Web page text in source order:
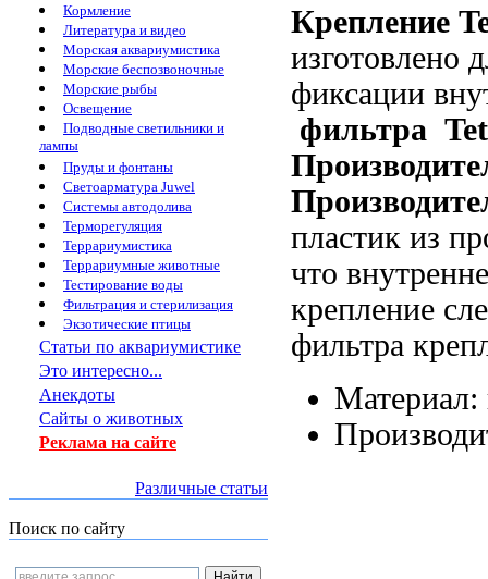
Кормление
Литература и видео
Морская аквариумистика
Морские беспозвоночные
Морские рыбы
Освещение
Подводные светильники и
лампы
Пруды и фонтаны
Светоарматура Juwel
Системы автодолива
Терморегуляция
Террариумистика
Террариумные животные
Тестирование воды
Фильтрация и стерилизация
Экзотические птицы
Статьи по аквариумистике
Это интересно...
Анекдоты
Сайты о животных
Реклама на сайте
Различные статьи
Поиск по сайту
Крепление
изготовлено
фиксации
фильтра
пластик из
что
крепление
фильтра
Материал: